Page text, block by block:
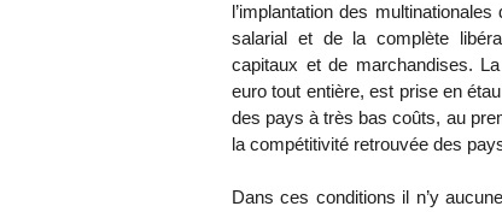
l’implantation des
salarial et de la complète
capitaux et de marchandises.
euro tout entière, est prise en
des pays à très bas coûts, au
la compétitivité retrouvée des
Dans ces conditions il n’y